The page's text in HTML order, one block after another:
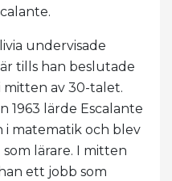
undervisade
tills han beslutade
mitten av 30-talet.
1963 lärde Escalante
i matematik och blev
lärare. I mitten
ett jobb som